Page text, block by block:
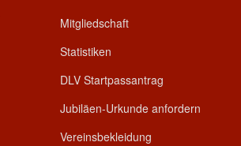
Mitgliedschaft
Statistiken
DLV Startpassantrag
Jubiläen-Urkunde anfordern
Vereinsbekleidung